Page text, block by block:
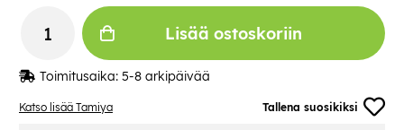
Katso lisää Tamiya Tallena suosikiksi
Lisää ostoskoriin
Toimitusaika: 5-8 arkipäivää